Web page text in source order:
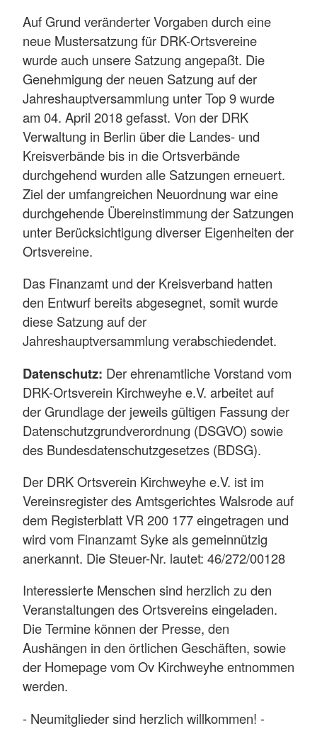
Auf Grund veränderter Vorgaben durch eine
neue Mustersatzung für DRK-Ortsvereine
wurde auch unsere Satzung angepaßt. Die
Genehmigung der neuen Satzung auf der
Jahreshauptversammlung unter Top 9 wurde
am 04. April 2018 gefasst. Von der DRK
Verwaltung in Berlin über die Landes- und
Kreisverbände bis in die Ortsverbände
durchgehend wurden alle Satzungen erneuert.
Ziel der umfangreichen Neuordnung war eine
durchgehende Übereinstimmung der Satzungen
unter Berücksichtigung diverser Eigenheiten der
Ortsvereine.
Das Finanzamt und der Kreisverband hatten
den Entwurf bereits abgesegnet, somit wurde
diese Satzung auf der
Jahreshauptversammlung verabschiedendet.
Datenschutz: Der ehrenamtliche Vorstand vom
DRK-Ortsverein Kirchweyhe e.V. arbeitet auf
der Grundlage der jeweils gültigen Fassung der
Datenschutzgrundverordnung (DSGVO) sowie
des Bundesdatenschutzgesetzes (BDSG).
Der DRK Ortsverein Kirchweyhe e.V. ist im
Vereinsregister des Amtsgerichtes Walsrode auf
dem Registerblatt VR 200 177 eingetragen und
wird vom Finanzamt Syke als gemeinnützig
anerkannt. Die Steuer-Nr. lautet: 46/272/00128
Interessierte Menschen sind herzlich zu den
Veranstaltungen des Ortsvereins eingeladen.
Die Termine können der Presse, den
Aushängen in den örtlichen Geschäften, sowie
der Homepage vom Ov Kirchweyhe entnommen
werden.
- Neumitglieder sind herzlich willkommen! -